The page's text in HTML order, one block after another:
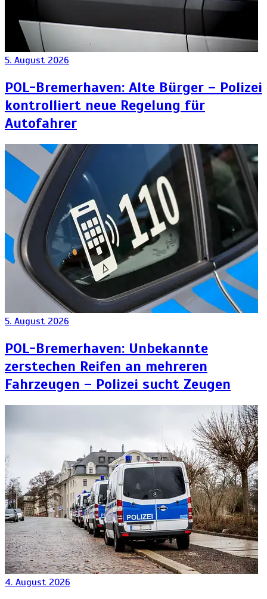
5. August 2026
POL-Bremerhaven: Alte Bürger – Polizei
kontrolliert neue Regelung für
Autofahrer
5. August 2026
POL-Bremerhaven: Unbekannte
zerstechen Reifen an mehreren
Fahrzeugen – Polizei sucht Zeugen
4. August 2026